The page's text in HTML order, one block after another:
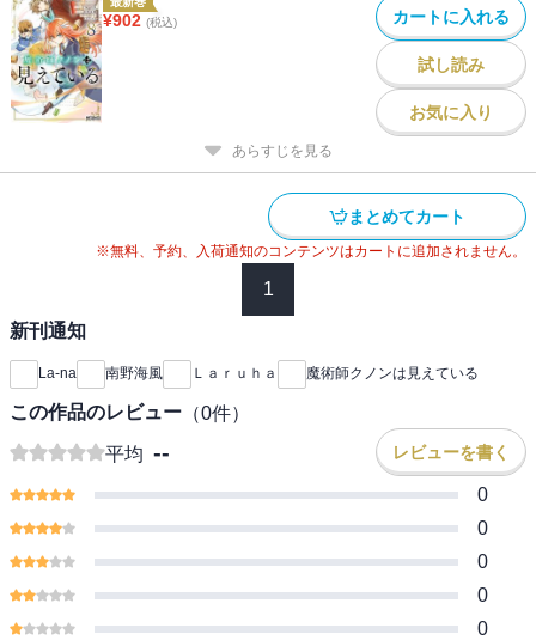
¥902 (税込) カートに入れる
試し読み
お気に入り
あらすじを見る
まとめてカート
※無料、予約、入荷通知のコンテンツはカートに追加されません。
1
新刊通知
La-na 南野海風 Ｌａｒｕｈａ 魔術師クノンは見えている
この作品のレビュー （0件）
平均 -- レビューを書く
0
0
0
0
0